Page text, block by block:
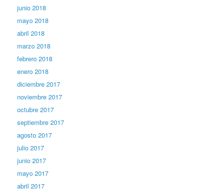
junio 2018
mayo 2018
abril 2018
marzo 2018
febrero 2018
enero 2018
diciembre 2017
noviembre 2017
octubre 2017
septiembre 2017
agosto 2017
julio 2017
junio 2017
mayo 2017
abril 2017